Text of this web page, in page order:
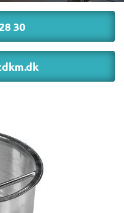
30